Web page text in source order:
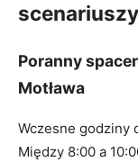
scenariuszy
Poranny
Motława
Wczesne godziny
Między 8:00 a